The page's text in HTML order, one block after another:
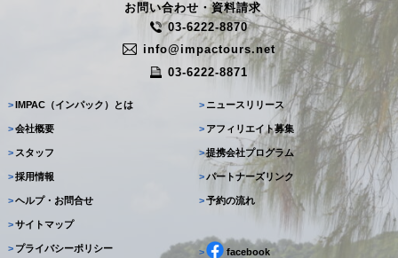
お問い合わせ・資料請求
03-6222-8870
info@impactours.net
03-6222-8871
> IMPAC（インパック）とは
>会社概要
> スタッフ
>採用情報
>ヘルプ・お問合せ
>サイトマップ
> ニュースリリース
> アフィリエイト募集
>提携会社プログラム
>パートナーズリンク
>予約の流れ
> プライバシーポリシー > facebook